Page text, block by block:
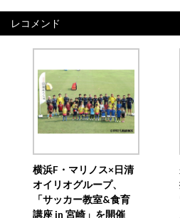
レコメンド
横浜F・マリノス×日清
オイリオグループ、
「サッカー教室&食育
講座 in 宮崎」を開催